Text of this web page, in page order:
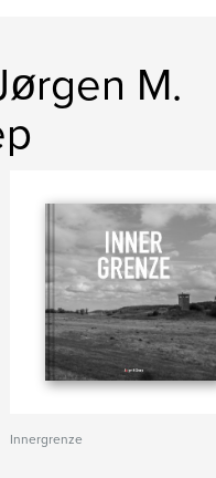
M.
Innergrenze